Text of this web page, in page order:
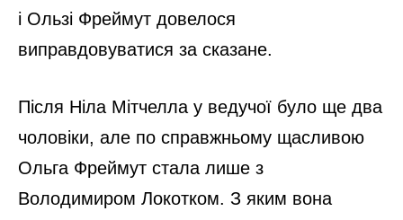
і Ользі Фреймут довелося
виправдовуватися за сказане.
Після Ніла Мітчелла у ведучої було ще два
чоловіки, але по справжньому щасливою
Ольга Фреймут стала лише з
Володимиром Локотком. З яким вона